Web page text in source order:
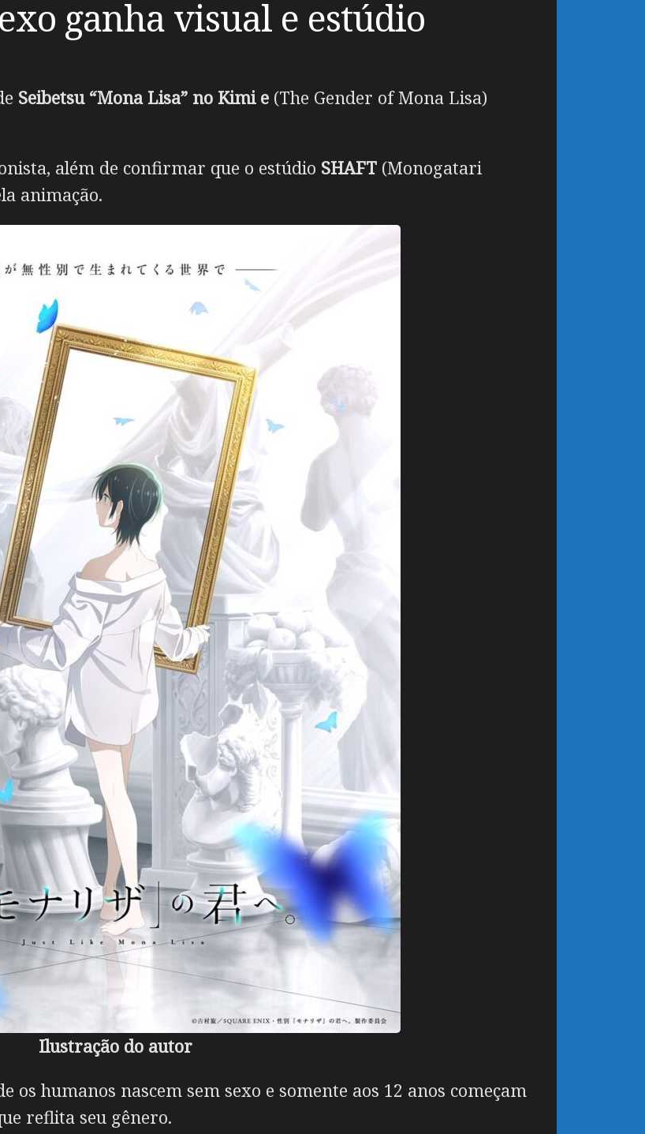
ganha visual e estúdio
Seibetsu “Mona Lisa” no Kimi e (The Gender of Mona Lisa)
além de confirmar que o estúdio SHAFT (Monogatari
animação.
Ilustração do autor
os humanos nascem sem sexo e somente aos 12 anos começam
reflita seu gênero.